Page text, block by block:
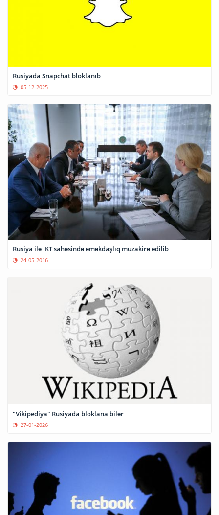
Rusiyada Snapchat bloklanıb
05-12-2025
Rusiya ilə İKT sahəsində əməkdaşlıq müzakirə edilib
24-05-2016
"Vikipediya" Rusiyada bloklana bilər
27-01-2026